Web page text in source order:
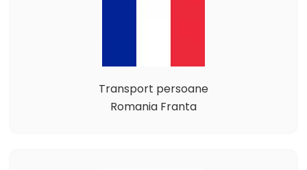
Transport persoane
Romania Franta